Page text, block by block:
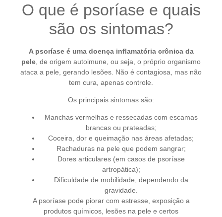
O que é psoríase e quais
são os sintomas?
A psoríase é uma doença inflamatória crônica da
pele , de origem autoimune, ou seja, o próprio organismo
ataca a pele, gerando lesões. Não é contagiosa, mas não
tem cura, apenas controle.
Os principais sintomas são:
Manchas vermelhas e ressecadas com escamas
brancas ou prateadas;
Coceira, dor e queimação nas áreas afetadas;
Rachaduras na pele que podem sangrar;
Dores articulares (em casos de psoríase
artropática);
Dificuldade de mobilidade, dependendo da
gravidade.
A psoríase pode piorar com estresse, exposição a
produtos químicos, lesões na pele e certos